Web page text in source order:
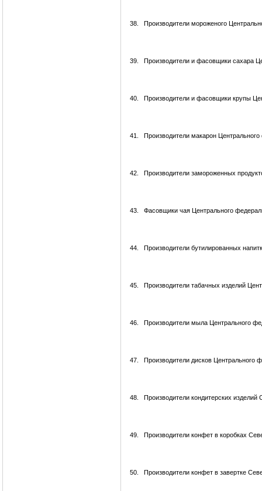
38. Производители мороженого
39. Производители и фасовщики сахара
40. Производители и фасовщики крупы
41. Производители макарон Центрального
42. Производители замороженных
43. Фасовщики чая Центрального
44. Производители бутилированных
45. Производители табачных изделий
46. Производители мыла Центрального
47. Производители дисков Центрального
48. Производители кондитерских
49. Производители конфет в коробках
50. Производители конфет в завертке